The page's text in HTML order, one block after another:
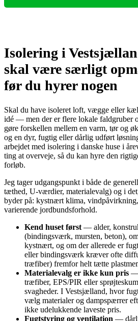
Isolering i
skal være særligt
før du hyrer nogen
Skal du have isoleret loft, vægge eller
idé — men der er flere lokale faldgruber
gøre forskellen mellem en varm, tør og
og en dyr, fugtig eller dårlig udført
arbejdet med isolering i danske huse i
ting at overveje, så du kan hyre den
forløb.
Jeg tager udgangspunkt i både de
tæthed, U‑værdier, materialevalg) og i
byder på: kystnært klima,
varierende jordbundsforhold.
Kend huset først — alder,
(bindingsværk, mursten, beton),
kystnært, og om der allerede er
eller bindingsværk kræver ofte
træfiber) fremfor helt tætte
Materialevalg er ikke kun pris —
træfiber, EPS/PIR eller
svagheder. I Vestsjælland, hvor
vælg materialer og dampspærrer
ikke udelukkende laveste pris.
Fugtstyring og ventilation —